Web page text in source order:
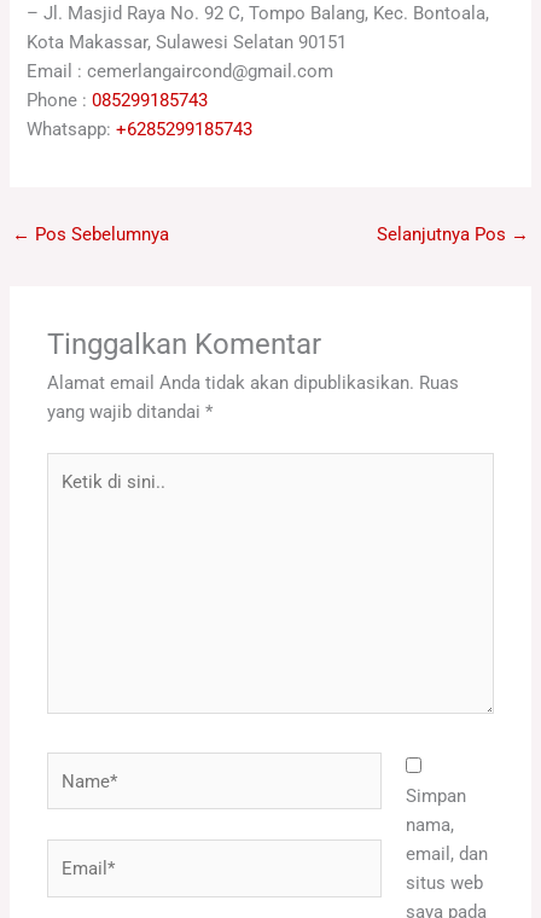
– Jl. Masjid Raya No. 92 C, Tompo Balang, Kec. Bontoala,
Kota Makassar, Sulawesi Selatan 90151
Email : cemerlangaircond@gmail.com
Phone :085299185743
Whatsapp:+6285299185743
← Pos Sebelumnya Selanjutnya Pos →
Tinggalkan Komentar
Alamat email Anda tidak akan dipublikasikan. Ruas
yang wajib ditandai*
Simpan
nama,
email, dan
situs web
saya pada